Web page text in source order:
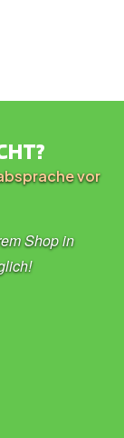
vor
Shop in